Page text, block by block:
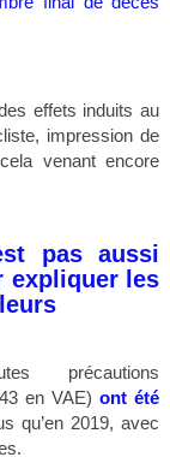
effets induits au
impression de
venant encore
pas aussi
expliquer les
précautions
en VAE)ont été
qu’en 2019, avec